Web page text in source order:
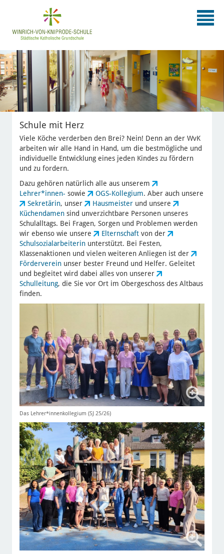
Schule mit Herz
Viele Köche verderben den Brei? Nein! Denn an der WvK
arbeiten wir alle Hand in Hand, um die bestmögliche und
individuelle Entwicklung eines jeden Kindes zu fördern
und zu fordern.
Dazu gehören natürlich alle aus unserem
Lehrer*innen- sowie OGS-Kollegium. Aber auch unsere
Sekretärin, unser Hausmeister und unsere
Küchendamensind unverzichtbare Personen unseres
Schulalltags. Bei Fragen, Sorgen und Problemen werden
wir ebenso wie unsere
Elternschaft von der
Schulsozialarbeiterin unterstützt. Bei Festen,
Klassenaktionen und vielen weiteren Anliegen ist der
Förderverein unser bester Freund und Helfer. Geleitet
und begleitet wird dabei alles von unserer
Schulleitung, die Sie vor Ort im Obergeschoss des Altbaus
finden.
Das Lehrer*innenkollegium (SJ 25/26)